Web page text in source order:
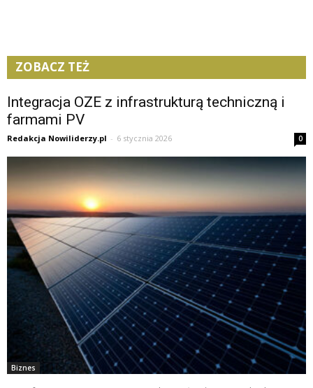
ZOBACZ TEŻ
Integracja OZE z infrastrukturą techniczną i
farmami PV
Redakcja Nowiliderzy.pl - 6 stycznia 2026 0
Biznes